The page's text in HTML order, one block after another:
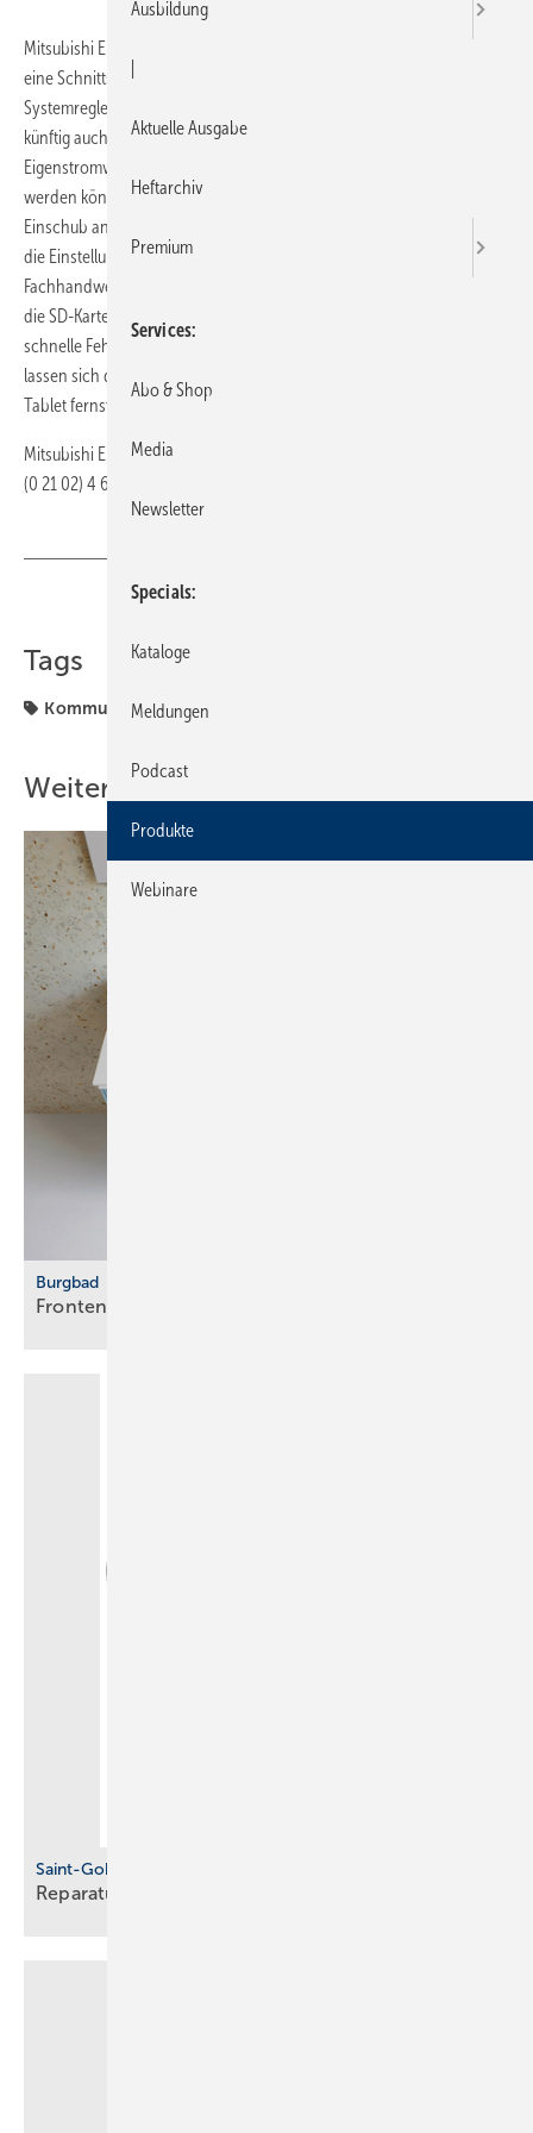
Mitsubishi Electric bietet für sein Ecodan-Wärmepumpenprogramm
eine Schnittstelle an, mit der eine Gebäudeleittechnik auf den
Systemregler FTC-4 zugreifen kann. Basis ist der Modbus, über den
künftig auch Photovoltaik-Anlagen zur Maximierung des
Eigenstromverbrauchs direkt mit den Wärmepumpen gekoppelt
werden können. Ein weiteres Ausstattungsmerkmal ist der SD-Karten-
Einschub an den Platinen der Wärmepumpen. Dadurch lassen sich
die Einstellungen schon vor der Inbetriebnahme im Büro des
Fachhandwerkers vornehmen. Nach dem Einlesen der Daten dient
die SD-Karte als Informationsspeicher. Im Servicefall sei somit eine
schnelle Fehleranalyse möglich. Über eine Android- bzw. IOS-App
lassen sich die Wärmepumpen darüber hinaus per Smartphone oder
Tablet fernsteuern.
Mitsubishi Electric · 40880 Ratingen · Telefon (0 21 02) 4 86-0 · Telefax
(0 21 02) 4 68-11 20 ·
Tags
Kommunikation Produkte
Weitere Inhalte
Burgbad
Fronten vertikal
Saint-Gobain Pam Building
Reparaturverbindung für
Ausbildung
Aktuelle Ausgabe
Heftarchiv
Premium
Services
Abo & Shop
Media
Newsletter
Specials
Kataloge
Meldungen
Podcast
Produkte
Webinare